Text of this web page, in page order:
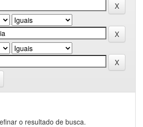
o resultado de busca.